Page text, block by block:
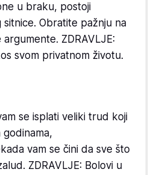
u braku, postoji
Obratite pažnju na
ZDRAVLJE:
svom privatnom životu.
se isplati veliki trud koji
vam se čini da sve što
ZDRAVLJE: Bolovi u